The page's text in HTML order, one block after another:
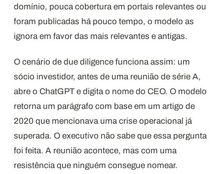
domínio, pouca cobertura em portais relevantes ou
foram publicadas há pouco tempo, o modelo as
ignora em favor das mais relevantes e antigas.
O cenário de due diligence funciona assim: um
sócio investidor, antes de uma reunião de série A,
abre o ChatGPT e digita o nome do CEO. O modelo
retorna um parágrafo com base em um artigo de
2020 que mencionava uma crise operacional já
superada. O executivo não sabe que essa pergunta
foi feita. A reunião acontece, mas com uma
resistência que ninguém consegue nomear.